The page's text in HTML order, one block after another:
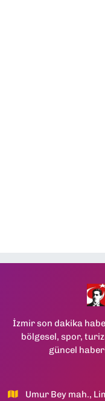
İzmir son dakika
bölgesel, spor,
güncel
Umur Bey mah.,